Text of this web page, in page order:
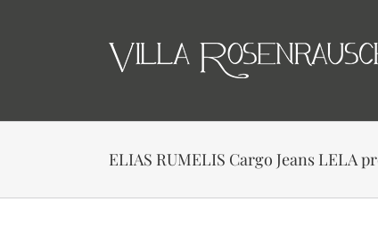
ELIAS RUMELIS Cargo Jeans LELA